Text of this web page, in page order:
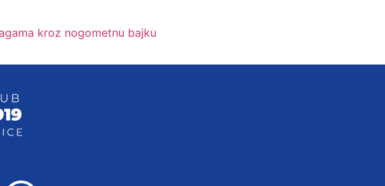
kroz nogometnu bajku